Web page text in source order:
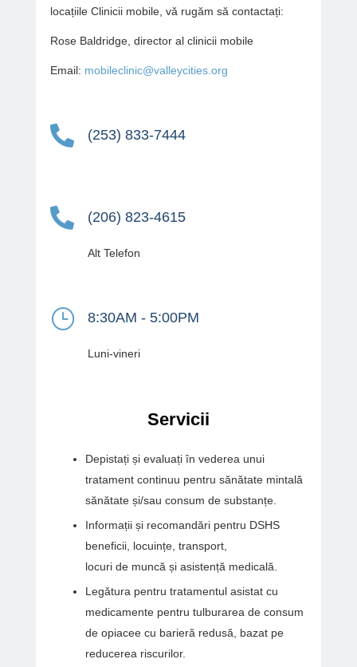
locațiile Clinicii mobile, vă rugăm să contactați:
Rose Baldridge, director al clinicii mobile
Email: mobileclinic@valleycities.org
 (253) 833-7444
 (206) 823-4615
Alt Telefon
} 8:30AM - 5:00PM
Luni-vineri
Servicii
Depistați și evaluați în vederea unui
tratament continuu pentru sănătate mintală
sănătate și/sau consum de substanțe.
Informații și recomandări pentru DSHS
beneficii, locuințe, transport,
locuri de muncă și asistență medicală.
Legătura pentru tratamentul asistat cu
medicamente pentru tulburarea de consum
de opiacee cu barieră redusă, bazat pe
reducerea riscurilor.